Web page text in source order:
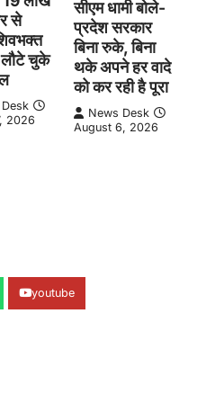
से
चुके
2026
सीएम धामी बोले-
प्रदेश सरकार
बिना रुके, बिना
थके अपने हर वादे
को कर रही है पूरा
News Desk
August 6, 2026
youtube